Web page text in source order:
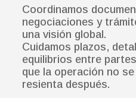
Coordinamos
negociaciones y
una visión global.
Cuidamos plazos,
equilibrios entre
que la operación no se
resienta después.